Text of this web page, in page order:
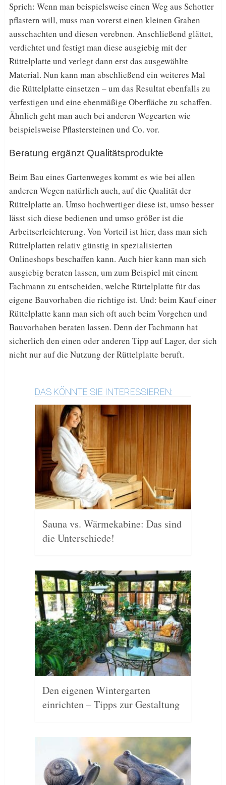
Sprich: Wenn man beispielsweise einen Weg aus Schotter
pflastern will, muss man vorerst einen kleinen Graben
ausschachten und diesen verebnen. Anschließend glättet,
verdichtet und festigt man diese ausgiebig mit der
Rüttelplatte und verlegt dann erst das ausgewählte
Material. Nun kann man abschließend ein weiteres Mal
die Rüttelplatte einsetzen – um das Resultat ebenfalls zu
verfestigen und eine ebenmäßige Oberfläche zu schaffen.
Ähnlich geht man auch bei anderen Wegearten wie
beispielsweise Pflastersteinen und Co. vor.
Beratung ergänzt Qualitätsprodukte
Beim Bau eines Gartenweges kommt es wie bei allen
anderen Wegen natürlich auch, auf die Qualität der
Rüttelplatte an. Umso hochwertiger diese ist, umso besser
lässt sich diese bedienen und umso größer ist die
Arbeitserleichterung. Von Vorteil ist hier, dass man sich
Rüttelplatten relativ günstig in spezialisierten
Onlineshops beschaffen kann. Auch hier kann man sich
ausgiebig beraten lassen, um zum Beispiel mit einem
Fachmann zu entscheiden, welche Rüttelplatte für das
eigene Bauvorhaben die richtige ist. Und: beim Kauf einer
Rüttelplatte kann man sich oft auch beim Vorgehen und
Bauvorhaben beraten lassen. Denn der Fachmann hat
sicherlich den einen oder anderen Tipp auf Lager, der sich
nicht nur auf die Nutzung der Rüttelplatte beruft.
DAS KÖNNTE SIE INTERESSIEREN:
Sauna vs. Wärmekabine: Das sind
die Unterschiede!
Den eigenen Wintergarten
einrichten – Tipps zur Gestaltung